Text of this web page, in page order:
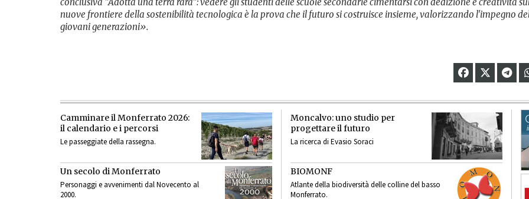
nuove frontiere della sostenibilità tecnologica è la prova che il futuro si costruisce insieme, valorizzando l'impegno
giovani generazioni».
Camminare il Monferrato 2026:
il calendario e i percorsi
Le passeggiate della rassegna.
Un secolo di Monferrato
Personaggi e avvenimenti dal Novecento al
2000.
Moncalvo: uno studio per
progettare il futuro
La ricerca di Evasio Soraci
BIOMONF
Atlante della biodiversità delle colline del basso
Monferrato.